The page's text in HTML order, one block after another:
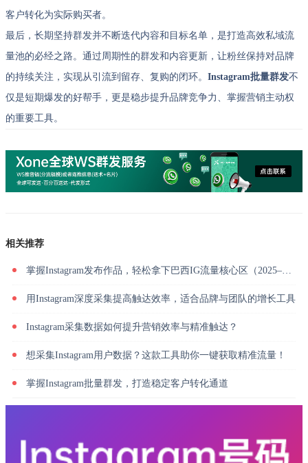
客户转化为实际购买者。
最后，长期坚持群发并不断迭代内容和目标名单，是打造高效私域流
量池的必经之路。通过周期性的群发和内容更新，让粉丝保持对品牌
的持续关注，实现从引流到留存、复购的闭环。 Instagram批量群发不
仅是短期爆发的好帮手，更是稳步提升品牌竞争力、掌握营销主动权
的重要工具。
相关推荐
掌握Instagram发布作品，轻松拿下巴西IG流量核心区（2025–2026 数据版）
用Instagram深度采集提高触达效率，适合品牌与团队的增长工具
Instagram采集数据如何提升营销效率与精准触达？
想采集Instagram用户数据？这款工具助你一键获取精准流量！
掌握Instagram批量群发，打造稳定客户转化通道